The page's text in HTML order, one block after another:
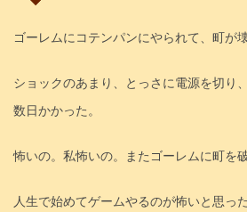
ゴーレムにコテンパンにやられて、町が
ショックのあまり、とっさに電源を切り
数日かかった。
怖いの。私怖いの。またゴーレムに町を
人生で始めてゲームやるのが怖いと思った